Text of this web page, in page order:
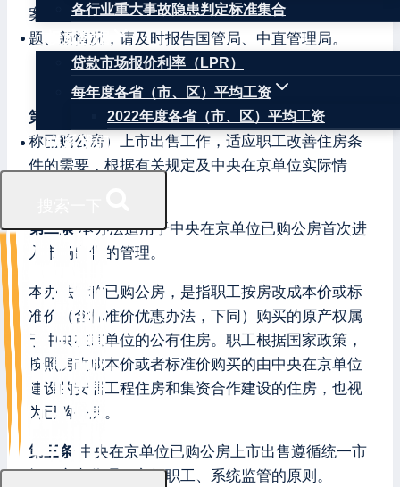
各行业重大事故隐患判定标准集合
权威数据
贷款市场报价利率（LPR）
每年度各省（市、区）平均工资
2022年度各省（市、区）平均工资
联系我们
案建立和超标处理等工作。在执行过程中发现新问
题、新情况，请及时报告国管局、中直管理局。
中央在京单位已购公有住房上市出售管理办法
第一条
为规范中央在京单位已购公有住房（以下简
称已购公房）上市出售工作，适应职工改善住房条
件的需要，根据有关规定及中央在京单位实际情
第二条本办法适用于中央在京单位已购公房首次进
入市场出售的管理。
本办法所称已购公房，是指职工按房改成本价或标
准价（含标准价优惠办法，下同）购买的原产权属
于中央在京单位的公有住房。职工根据国家政策，
按照房改成本价或者标准价购买的由中央在京单位
建设的安居工程住房和集资合作建设的住房，也视
为已购公房。
第三条 中央在京单位已购公房上市出售遵循统一市
场、定点代理、方便职工、系统监管的原则。